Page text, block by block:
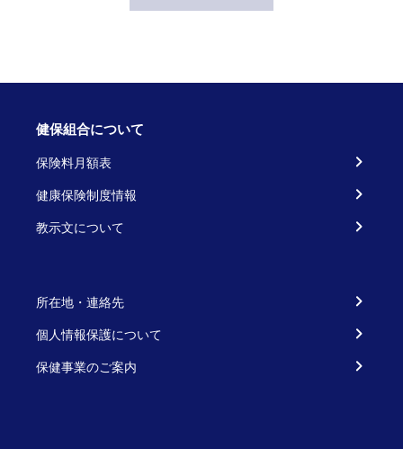
健保組合について
保険料月額表
健康保険制度情報
教示文について
所在地・連絡先
個人情報保護について
保健事業のご案内